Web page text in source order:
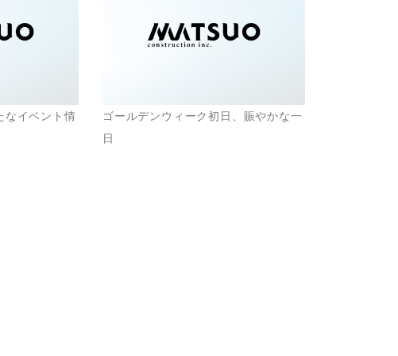
なイベント情
ゴールデンウィーク初日、賑やかな一
日